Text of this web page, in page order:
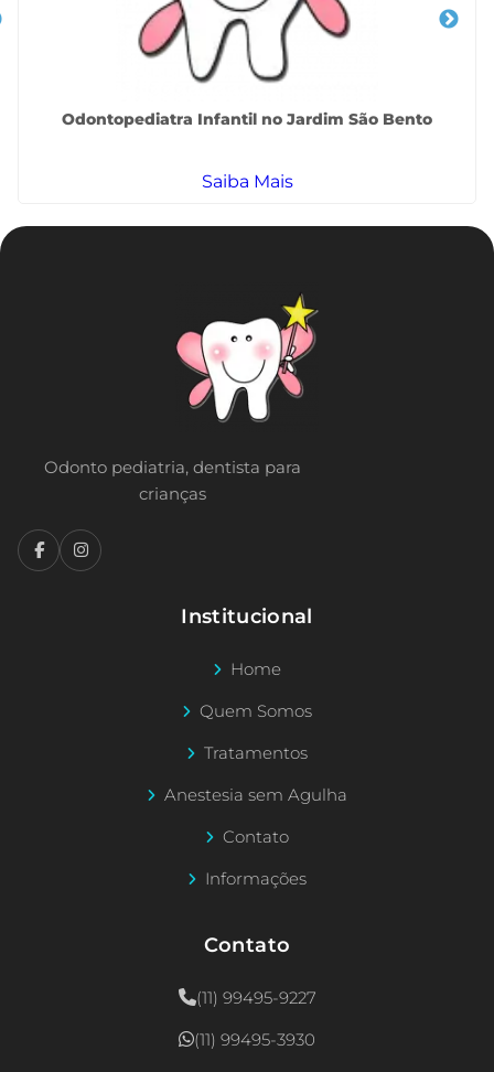
Odontopediatra Infantil no Jardim São Bento
Saiba Mais
Odonto pediatria, dentista para
crianças
Institucional
Home
Quem Somos
Tratamentos
Anestesia sem Agulha
Contato
Informações
Contato
(11) 99495-9227
(11) 99495-3930